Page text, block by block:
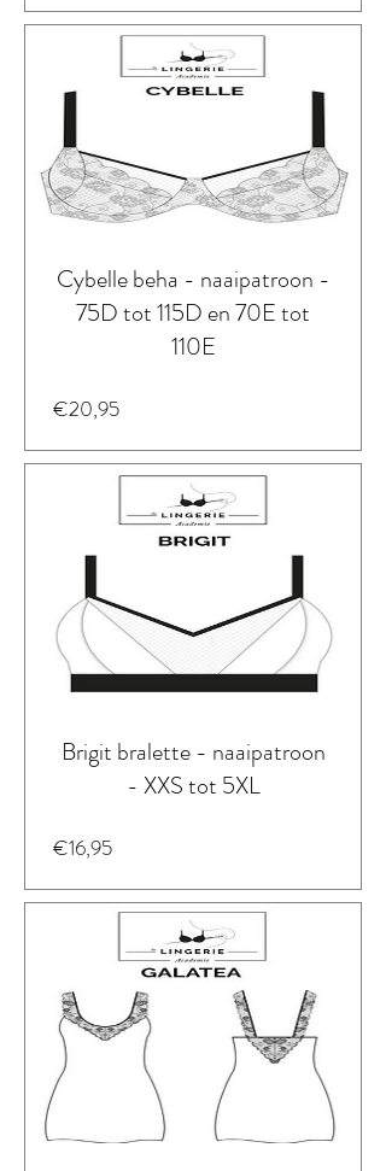
Cybelle beha - naaipatroon -
75D tot 115D en 70E tot
110E
€20,95Prijs
Brigit bralette - naaipatroon
- XXS tot 5XL
€16,95Prijs